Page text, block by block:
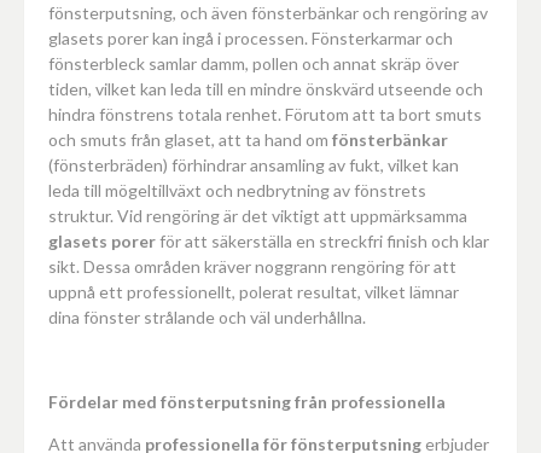
fönsterputsning, och även fönsterbänkar och rengöring av
glasets porer kan ingå i processen. Fönsterkarmar och
fönsterbleck samlar damm, pollen och annat skräp över
tiden, vilket kan leda till en mindre önskvärd utseende och
hindra fönstrens totala renhet. Förutom att ta bort smuts
och smuts från glaset, att ta hand om fönsterbänkar
(fönsterbräden) förhindrar ansamling av fukt, vilket kan
leda till mögeltillväxt och nedbrytning av fönstrets
struktur. Vid rengöring är det viktigt att uppmärksamma
glasets porerför att säkerställa en streckfri finish och klar
sikt. Dessa områden kräver noggrann rengöring för att
uppnå ett professionellt, polerat resultat, vilket lämnar
dina fönster strålande och väl underhållna.
Fördelar med fönsterputsning från professionella
Att använda professionella för fönsterputsning erbjuder